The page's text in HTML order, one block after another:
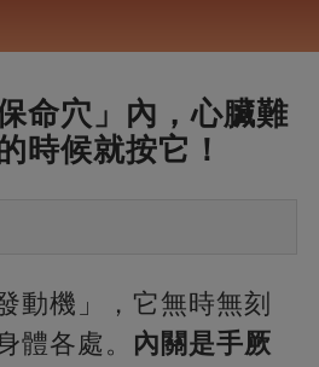
命穴」內，心臟難
時候就按它！
動機」，它無時無刻
體各處。 內關是手厥